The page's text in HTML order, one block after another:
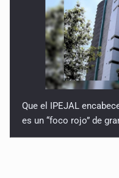
Que el IPEJAL
es un “foco rojo” de